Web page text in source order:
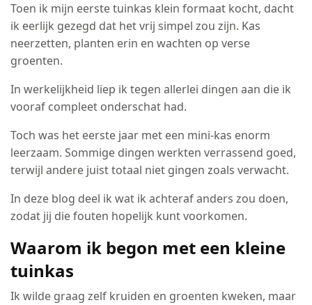
Toen ik mijn eerste tuinkas klein formaat kocht, dacht
ik eerlijk gezegd dat het vrij simpel zou zijn. Kas
neerzetten, planten erin en wachten op verse
groenten.
In werkelijkheid liep ik tegen allerlei dingen aan die ik
vooraf compleet onderschat had.
Toch was het eerste jaar met een mini-kas enorm
leerzaam. Sommige dingen werkten verrassend goed,
terwijl andere juist totaal niet gingen zoals verwacht.
In deze blog deel ik wat ik achteraf anders zou doen,
zodat jij die fouten hopelijk kunt voorkomen.
Waarom ik begon met een kleine
tuinkas
Ik wilde graag zelf kruiden en groenten kweken, maar